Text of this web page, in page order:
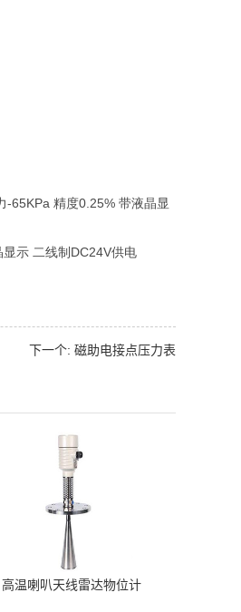
精度0.25% 带液晶显
示 二线制DC24V供电
下一个: 磁助电接点压力表
高温喇叭天线雷达物位计